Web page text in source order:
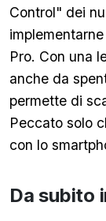
Control" dei
Pro. Con una
anche da
permette di
Peccato solo
con lo
Da subito